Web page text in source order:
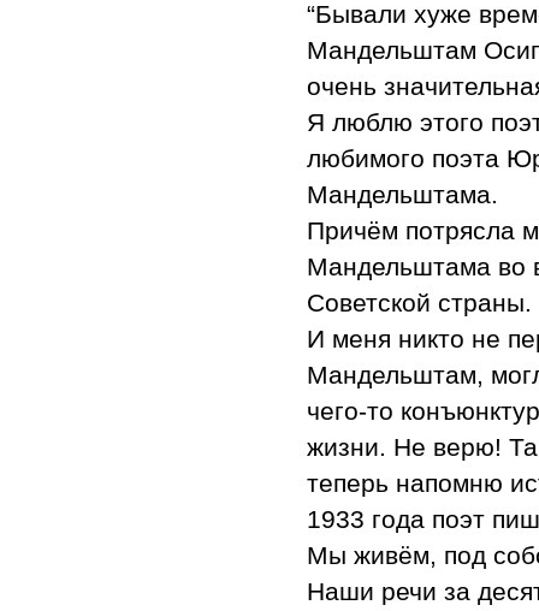
“Бывали хуже
Мандельштам
очень
Я люблю этого
любимого поэта
Мандельштама.
Причём потрясла
Мандельштама во
Советской страны.
И меня никто не
Мандельштам,
чего-то
жизни. Не верю!
теперь напомню
1933 года поэт
Мы живём, под
Наши речи за